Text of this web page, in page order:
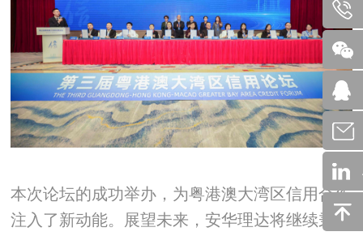
本次论坛的成功举办，为粤港澳大湾区信用合作
注入了新动能。展望未来，安华理达将继续秉持